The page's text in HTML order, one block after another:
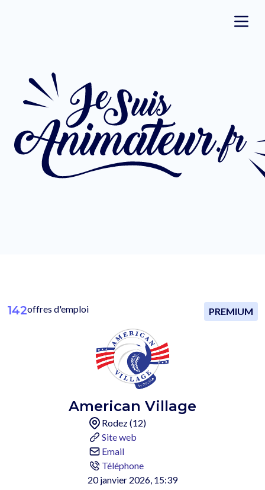
142offres d'emploi PREMIUM
American Village
Rodez (12)
Site web
Email
Téléphone
20 janvier 2026, 15:39